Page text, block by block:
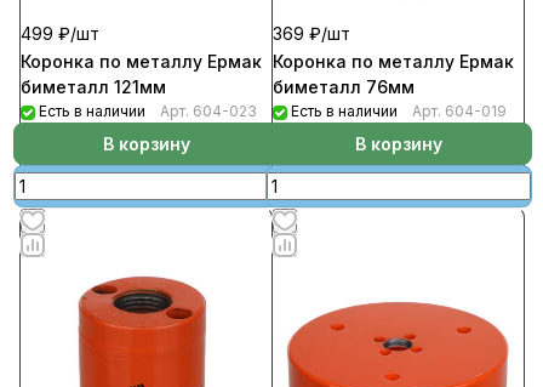
499 ₽/шт
Коронка по металлу Ермак
биметалл 121мм
Есть в наличии Арт. 604-023
В корзину
369 ₽/шт
Коронка по металлу Ермак
биметалл 76мм
Есть в наличии Арт. 604-019
В корзину